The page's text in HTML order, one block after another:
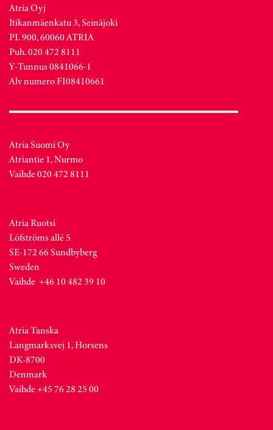
Atria Oyj
Itikanmäenkatu 3, Seinäjoki
PL 900, 60060 ATRIA
Puh. 020 472 8111
Y-Tunnus 0841066-1
Alv numero FI08410661
Atria Suomi Oy
Atriantie 1, Nurmo
Vaihde 020 472 8111
Atria Ruotsi
Löfströms allé 5
SE-172 66 Sundbyberg
Sweden
Vaihde +46 10 482 39 10
Atria Tanska
Langmarksvej 1, Horsens
DK-8700
Denmark
Vaihde +45 76 28 25 00